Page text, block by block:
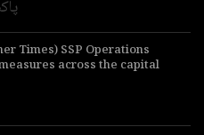
Times) SSP Operations
across the capital